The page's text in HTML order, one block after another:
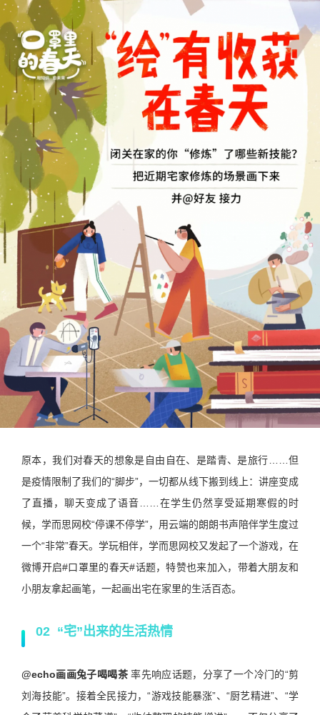
原本，我们对春天的想象是自由自在、是踏青、是旅行……但
是疫情限制了我们的“脚步”，一切都从线下搬到线上：讲座变成
了直播，聊天变成了语音……在学生仍然享受延期寒假的时
候，学而思网校“停课不停学”，用云端的朗朗书声陪伴学生度过
一个“非常”春天。学玩相伴，学而思网校又发起了一个游戏，在
微博开启#口罩里的春天#话题，特赞也来加入，带着大朋友和
小朋友拿起画笔，一起画出宅在家里的生活百态。
02 “宅”出来的生活热情
@echo画画兔子喝喝茶率先响应话题，分享了一个冷门的“剪
刘海技能”。接着全民接力，“游戏技能暴涨”、“厨艺精进”、“学